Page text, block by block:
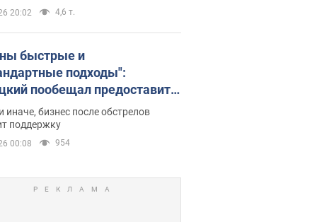
20:02 4,6 т.
быстрые и
подходы":
пообещал предоставить
приоритетный доступ к
складским
иначе, бизнес после обстрелов
поддержку
00:08 954